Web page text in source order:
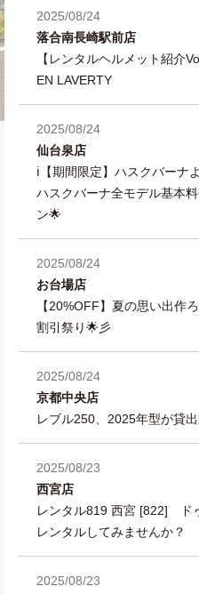
2025/08/24
落合南長崎駅前店
【レンタルヘルメット紹介
EN LAVERTY
2025/08/24
仙台泉店
ℹ️【期間限定】ハスクバーナ
ハスクバーナ全モデル基本
ン🌟
2025/08/24
お台場店
【20%OFF】夏の思い出作
割引祭り🌟彡
2025/08/24
京都中央店
レブル250、2025年型が貸出
2025/08/23
西宮店
レンタル819 西宮 [822] ド
レンタルしてみませんか？
2025/08/23